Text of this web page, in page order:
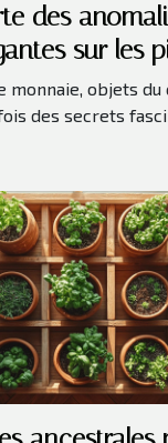
des
sur les
monnaie, objets du
des secrets